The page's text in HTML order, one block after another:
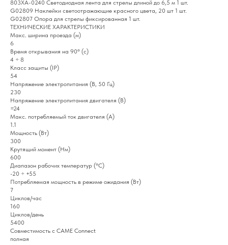
803XA-0240 Светодиодная лента для стрелы длиной до 6,5 м 1 шт.
G02809 Наклейки светоотражающие красного цвета, 20 шт 1 шт.
G02807 Опора для стрелы фиксированная 1 шт.
ТЕХНИЧЕСКИЕ ХАРАКТЕРИСТИКИ
Макс. ширина проезда (м)
6
Время открывания на 90° (с)
4 ÷ 8
Класс защиты (IP)
54
Напряжение электропитания (В, 50 Гц)
230
Напряжение электропитания двигателя (В)
=24
Макс. потребляемый ток двигателя (A)
1.1
Мощность (Вт)
300
Крутящий момент (Нм)
600
Диапазон рабочих температур (°C)
-20 ÷ +55
Потребляемая мощность в режиме ожидания (Вт)
7
Циклов/час
160
Циклов/день
5400
Совместимость с CAME Connect
полная